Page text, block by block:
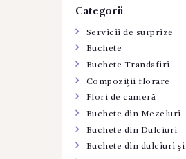
Categorii
Servicii de surprize
Buchete
Buchete Trandafiri
Compoziții florare
Flori de cameră
Buchete din Mezeluri
Buchete din Dulciuri
Buchete din dulciuri